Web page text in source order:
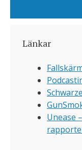
Länkar
Unease